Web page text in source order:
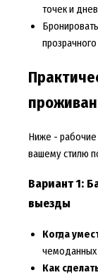
точек и
Ниже - рабочие
вашему стилю
Вариант 1:
выезды
Когда
чемоданных
Как